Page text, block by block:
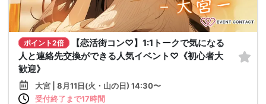
ポイント2倍
【恋活街コン♡】1:1トークで気になる
人と連絡先交換ができる人気イベント♡《初心者大
歓迎》
大宮 | 8月11日(火・山の日) 14:30〜
受付終了まで17時間